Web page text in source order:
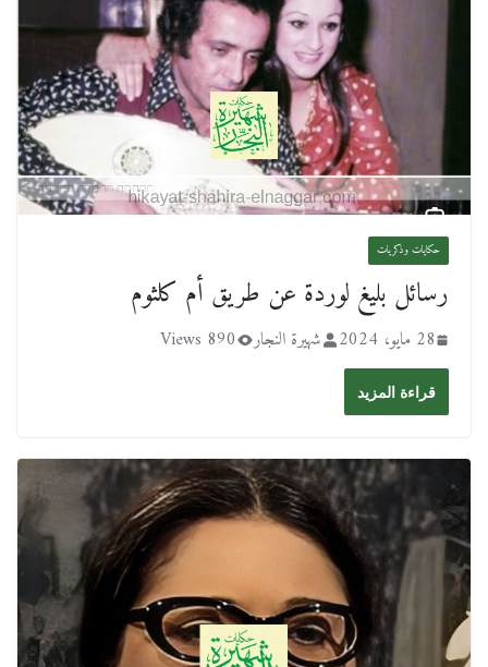
حكايات وذكريات
رسائل بليغ لوردة عن طريق أم كلثوم
28 مايو، 2024 شهيرة النجار 890 Views
قراءة المزيد